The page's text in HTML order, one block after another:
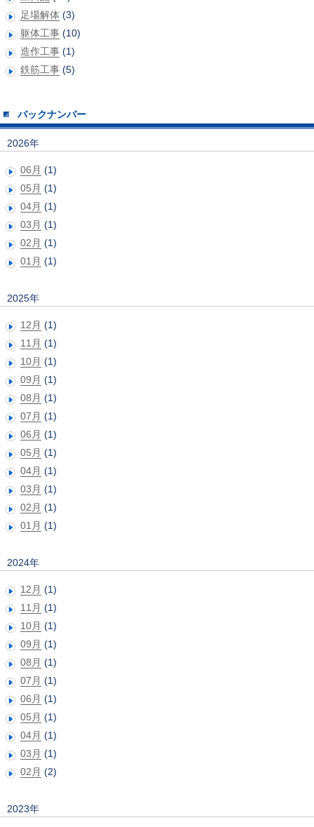
足場解体 (3)
躯体工事 (10)
造作工事 (1)
鉄筋工事 (5)
バックナンバー
2026年
06月 (1)
05月 (1)
04月 (1)
03月 (1)
02月 (1)
01月 (1)
2025年
12月 (1)
11月 (1)
10月 (1)
09月 (1)
08月 (1)
07月 (1)
06月 (1)
05月 (1)
04月 (1)
03月 (1)
02月 (1)
01月 (1)
2024年
12月 (1)
11月 (1)
10月 (1)
09月 (1)
08月 (1)
07月 (1)
06月 (1)
05月 (1)
04月 (1)
03月 (1)
02月 (2)
2023年